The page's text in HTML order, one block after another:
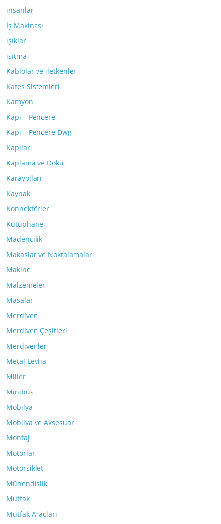
insanlar
İş Makinası
ışıklar
ısıtma
Kablolar ve iletkenler
Kafes Sistemleri
Kamyon
Kapı – Pencere
Kapı – Pencere Dwg
Kapılar
Kaplama ve Doku
Karayolları
Kaynak
Konnektörler
Kütüphane
Madencilik
Makaslar ve Noktalamalar
Makine
Malzemeler
Masalar
Merdiven
Merdiven Çeşitleri
Merdivenler
Metal Levha
Miller
Minibüs
Mobilya
Mobilya ve Aksesuar
Montaj
Motorlar
Motorsiklet
Mühendislik
Mutfak
Mutfak Araçları